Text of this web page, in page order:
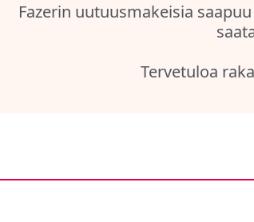
Fazerin uutuusmakeisia
Tervetuloa